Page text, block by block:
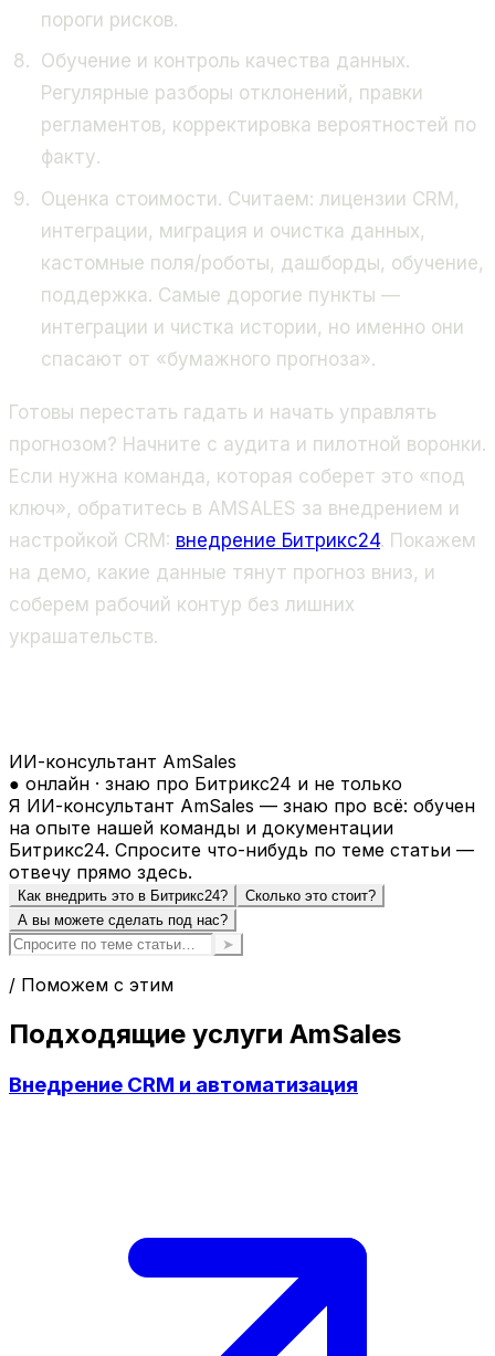
пороги рисков.
Обучение и контроль качества данных.
Регулярные разборы отклонений, правки
регламентов, корректировка вероятностей по
факту.
Оценка стоимости. Считаем: лицензии CRM,
интеграции, миграция и очистка данных,
кастомные поля/роботы, дашборды, обучение,
поддержка. Самые дорогие пункты —
интеграции и чистка истории, но именно они
спасают от «бумажного прогноза».
Готовы перестать гадать и начать управлять
прогнозом? Начните с аудита и пилотной воронки.
Если нужна команда, которая соберет это «под
ключ», обратитесь в AMSALES за внедрением и
настройкой CRM: внедрение Битрикс24. Покажем
на демо, какие данные тянут прогноз вниз, и
соберем рабочий контур без лишних
украшательств.
ИИ-консультант AmSales
● онлайн · знаю про Битрикс24 и не только
Я ИИ-консультант AmSales — знаю про всё: обучен
на опыте нашей команды и документации
Битрикс24. Спросите что-нибудь по теме статьи —
отвечу прямо здесь.
Как внедрить это в Битрикс24?
Сколько это стоит?
А вы можете сделать под нас?
➤
/ Поможем с этим
Подходящие услуги AmSales
Внедрение CRM и автоматизация